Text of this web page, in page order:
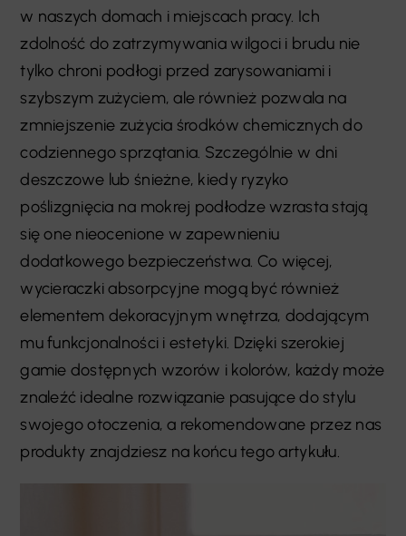
w naszych domach i miejscach pracy. Ich
zdolność do zatrzymywania wilgoci i brudu nie
tylko chroni podłogi przed zarysowaniami i
szybszym zużyciem, ale również pozwala na
zmniejszenie zużycia środków chemicznych do
codziennego sprzątania. Szczególnie w dni
deszczowe lub śnieżne, kiedy ryzyko
poślizgnięcia na mokrej podłodze wzrasta stają
się one nieocenione w zapewnieniu
dodatkowego bezpieczeństwa. Co więcej,
wycieraczki absorpcyjne mogą być również
elementem dekoracyjnym wnętrza, dodającym
mu funkcjonalności i estetyki. Dzięki szerokiej
gamie dostępnych wzorów i kolorów, każdy może
znaleźć idealne rozwiązanie pasujące do stylu
swojego otoczenia, a rekomendowane przez nas
produkty znajdziesz na końcu tego artykułu.